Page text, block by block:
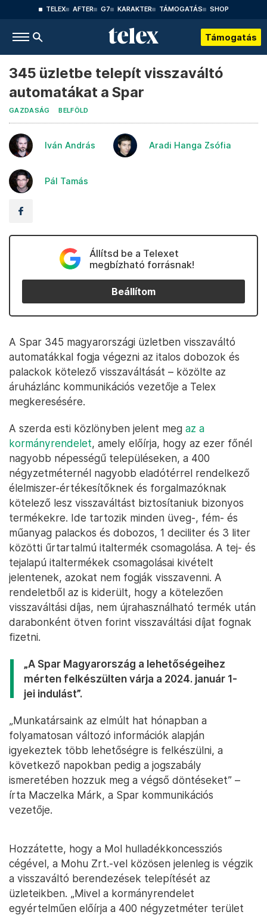
TELEX AFTER G7 KARAKTER TÁMOGATÁS SHOP
Támogatás
345 üzletbe telepít visszaváltó
automatákat a Spar
GAZDASÁG BELFÖLD
Iván András Aradi Hanga Zsófia
Pál Tamás
Állítsd be a Telexet
megbízható forrásnak!
Beállítom
A Spar 345 magyarországi üzletben visszaváltó
automatákkal fogja végezni az italos dobozok és
palackok kötelező visszaváltását – közölte az
áruházlánc kommunikációs vezetője a Telex
megkeresésére.
A szerda esti közlönyben jelent meg az a
kormányrendelet, amely előírja, hogy az ezer főnél
nagyobb népességű településeken, a 400
négyzetméternél nagyobb eladótérrel rendelkező
élelmiszer-értékesítőknek és forgalmazóknak
kötelező lesz visszaváltást biztosítaniuk bizonyos
termékekre. Ide tartozik minden üveg-, fém- és
műanyag palackos és dobozos, 1 deciliter és 3 liter
közötti űrtartalmú italtermék csomagolása. A tej- és
tejalapú italtermékek csomagolásai kivételt
jelentenek, azokat nem fogják visszavenni. A
rendeletből az is kiderült, hogy a kötelezően
visszaváltási díjas, nem újrahasználható termék után
darabonként ötven forint visszaváltási díjat fognak
fizetni.
„A Spar Magyarország a lehetőségeihez
mérten felkészülten várja a 2024. január 1-
jei indulást”.
„Munkatársaink az elmúlt hat hónapban a
folyamatosan változó információk alapján
igyekeztek több lehetőségre is felkészülni, a
következő napokban pedig a jogszabály
ismeretében hozzuk meg a végső döntéseket” –
írta Maczelka Márk, a Spar kommunikációs
vezetője.
Hozzátette, hogy a Mol hulladékkoncessziós
cégével, a Mohu Zrt.-vel közösen jelenleg is végzik
a visszaváltó berendezések telepítését az
üzleteikben. „Mivel a kormányrendelet
egyértelműen előírja a 400 négyzetméter terület